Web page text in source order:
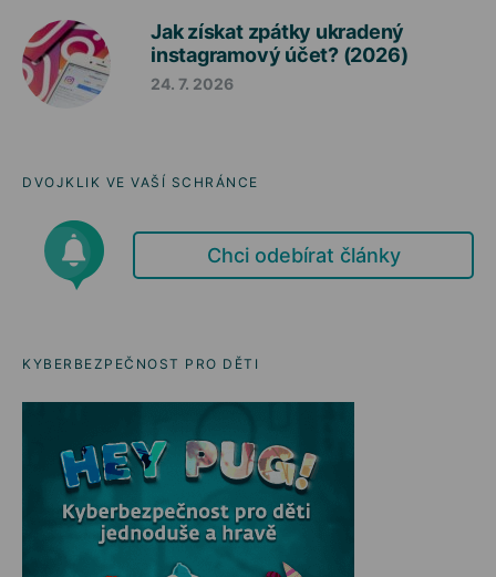
Jak získat zpátky ukradený
instagramový účet? (2026)
24. 7. 2026
DVOJKLIK VE VAŠÍ SCHRÁNCE
Chci odebírat články
KYBERBEZPEČNOST PRO DĚTI